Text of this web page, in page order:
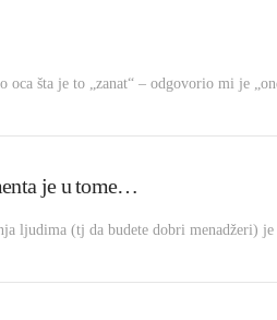
oca šta je to „zanat“ – odgovorio mi je
je u tome…
ljudima (tj da budete dobri menadžeri)